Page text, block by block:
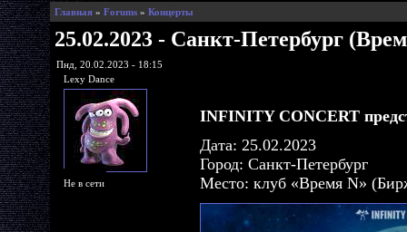
Главная » Forums » Концерты
25.02.2023 - Санкт-Петербург
Пнд, 20.02.2023 - 18:15
Lexy Dance
Не в сети
INFINITY CONCERT
Дата: 25.02.2023
Город: Санкт-Петербург
Место: клуб «Время N»